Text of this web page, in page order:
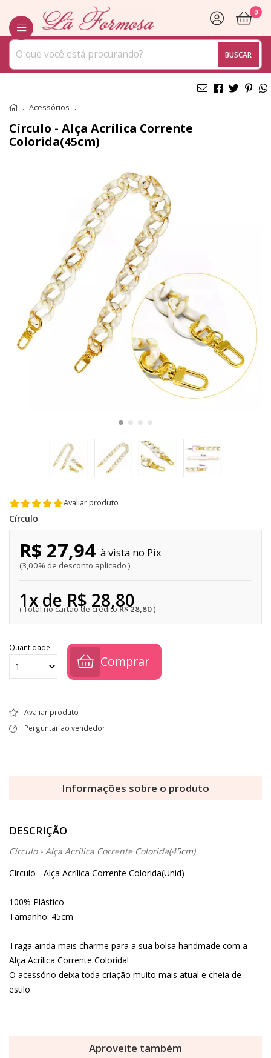
BUSCAR
0
Acessórios
Círculo - Alça Acrílica Corrente
Colorida(45cm)
Avaliar produto
Círculo
R$ 28,80
1x de R$ 28,80
R$ 27,94
3,00% de desconto aplicado
Pix
Quantidade:
Comprar
Avaliar produto
Perguntar ao vendedor
Informações sobre o produto
DESCRIÇÃO
Círculo - Alça Acrílica Corrente Colorida(45cm)
Círculo - Alça Acrílica Corrente Colorida(Unid)
100% Plástico
Tamanho: 45cm
Traga ainda mais charme para a sua bolsa handmade com a
Alça Acrílica Corrente Colorida!
O acessório deixa toda criação muito mais atual e cheia de
estilo.
Aproveite também